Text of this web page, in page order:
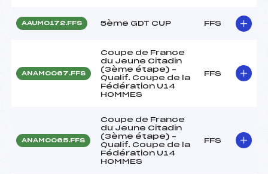
AAUM0172.FFS 5ème GDT CUP FFS
ANAM0067.FFS
Coupe de France
du Jeune Citadin
(3ème étape) –
Qualif. Coupe de la
Fédération U14
HOMMES
FFS
ANAM0065.FFS
Coupe de France
du Jeune Citadin
(3ème étape) –
Qualif. Coupe de la
Fédération U14
HOMMES
FFS